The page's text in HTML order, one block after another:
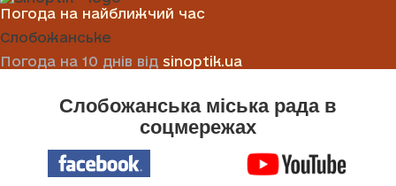
Погода на найближчий час
Слобожанське
Погода на 10 днів від sinoptik.ua
Слобожанська міська рада в
соцмережах